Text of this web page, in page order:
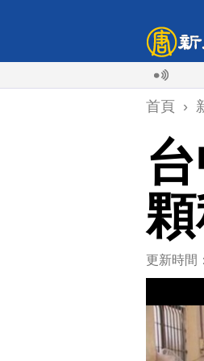
首頁 ›
更新時間